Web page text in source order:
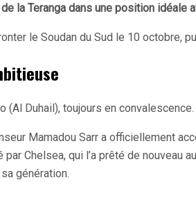
la Teranga dans une position idéale
le Soudan du Sud le 10 octobre,
Duhail), toujours en
Mamadou Sarr a officiellement
Chelsea, qui l’a prêté de
génération.